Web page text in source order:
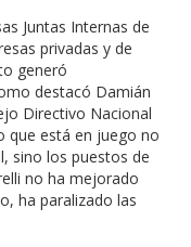
Juntas Internas de
privadas y de
generó
destacó Damián
Directivo Nacional
que está en juego no
sino los puestos de
no ha mejorado
ha paralizado las